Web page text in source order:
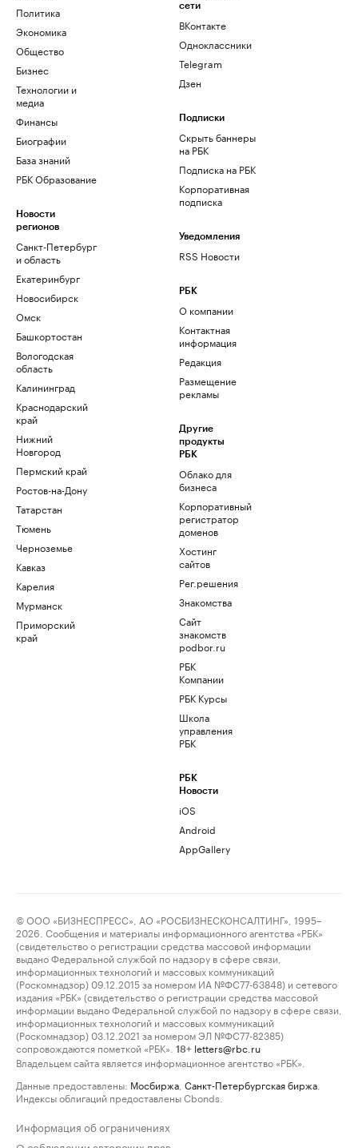
Политика
Экономика
Общество
Бизнес
Технологии и
медиа
Финансы
Биографии
База знаний
РБК Образование
Новости
регионов
Санкт-Петербург
и область
Екатеринбург
Новосибирск
Омск
Башкортостан
Вологодская
область
Калининград
Краснодарский
край
Нижний
Новгород
Пермский край
Ростов-на-Дону
Татарстан
Тюмень
Черноземье
Кавказ
Карелия
Мурманск
Приморский
край
сети
ВКонтакте
Одноклассники
Telegram
Дзен
Подписки
Скрыть баннеры
на РБК
Подписка на РБК
Корпоративная
подписка
Уведомления
RSS Новости
РБК
О компании
Контактная
информация
Редакция
Размещение
рекламы
Другие
продукты
РБК
Облако для
бизнеса
Корпоративный
регистратор
доменов
Хостинг
сайтов
Рег.решения
Знакомства
Сайт
знакомств
podbor.ru
РБК
Компании
РБК Курсы
Школа
управления
РБК
РБК
Новости
iOS
Android
AppGallery
© ООО «БИЗНЕСПРЕСС», АО «РОСБИЗНЕСКОНСАЛТИНГ», 1995–
2026. Сообщения и материалы информационного агентства «РБК»
(свидетельство о регистрации средства массовой информации
выдано Федеральной службой по надзору в сфере связи,
информационных технологий и массовых коммуникаций
(Роскомнадзор) 09.12.2015 за номером ИА №ФС77-63848) и сетевого
издания «РБК» (свидетельство о регистрации средства массовой
информации выдано Федеральной службой по надзору в сфере связи,
информационных технологий и массовых коммуникаций
(Роскомнадзор) 03.12.2021 за номером ЭЛ №ФС77-82385)
сопровождаются пометкой «РБК».
18+ letters@rbc.ru
Владельцем сайта является информационное агентство «РБК».
Данные предоставлены: Мосбиржа Санкт-Петербургская биржа
Индексы облигаций предоставлены Cbonds.
Информация об ограничениях